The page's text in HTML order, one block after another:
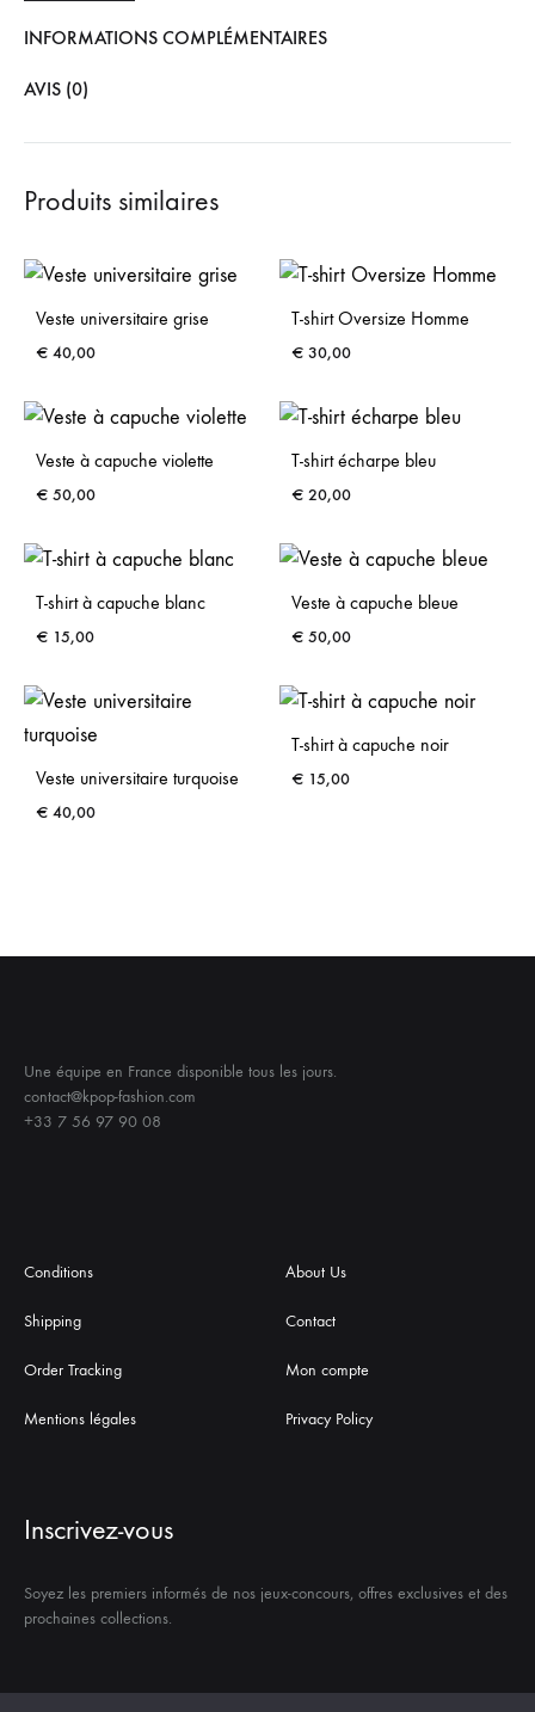
INFORMATIONS COMPLÉMENTAIRES
AVIS (0)
Produits similaires
Veste universitaire grise
€ 40,00
T-shirt Oversize Homme
€ 30,00
Veste à capuche violette
€ 50,00
T-shirt écharpe bleu
€ 20,00
T-shirt à capuche blanc
€ 15,00
Veste à capuche bleue
€ 50,00
Veste universitaire turquoise
€ 40,00
T-shirt à capuche noir
€ 15,00
Une équipe en France disponible tous les jours.
contact@kpop-fashion.com
+33 7 56 97 90 08
Conditions
Shipping
Order Tracking
Mentions légales
About Us
Contact
Mon compte
Privacy Policy
Inscrivez-vous
Soyez les premiers informés de nos jeux-concours, offres exclusives et des
prochaines collections.